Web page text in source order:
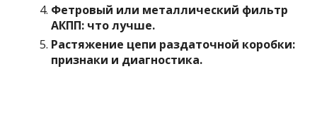
Фетровый или металлический фильтр
АКПП: что лучше.
Растяжение цепи раздаточной коробки:
признаки и диагностика.